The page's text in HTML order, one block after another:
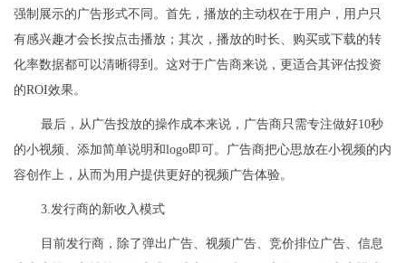
强制展示的广告形式不同。首先，播放的主动权在于用户，用户只
有感兴趣才会长按点击播放；其次，播放的时长、购买或下载的转
化率数据都可以清晰得到。这对于广告商来说，更适合其评估投资
的ROI效果。
最后，从广告投放的操作成本来说，广告商只需专注做好10秒
的小视频、添加简单说明和logo即可。广告商把心思放在小视频的内
容创作上，从而为用户提供更好的视频广告体验。
3.发行商的新收入模式
目前发行商，除了弹出广告、视频广告、竞价排位广告、信息